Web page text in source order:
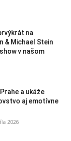
na
& Michael Stein
v našom
a ukáže
aj emotívne
2026